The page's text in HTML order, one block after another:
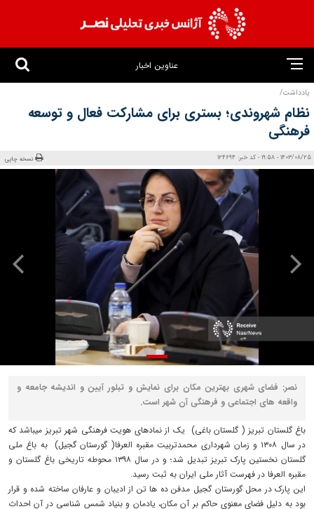
عناوین اخبار
یادداشت/
نظام شهروندی؛ بستری برای مشارکت فعال و توسعه
فرهنگی
1403/08/25 - 19:58 - کد خبر: 124694 نسخه چاپی
نصر: فضای شهری بهترین مکان برای نمایش و تبلور آیین و اندیشه جامعه و
واقعه های اجتماعی و فرهنگی آن شهر است.
باغ گلستان تبریز ( گلستان باغی) یک از نمادهای هویت فرهنگی شهر تبریز میباشد که
در سال ۱۳۰۸ و زمان شهرداری محمدتربیت مقبره العرفا( گورستان گجیل) به باغ ملی
گلستان نخستین پارک تبریز تبدیل شد؛ و در سال ۱۳۹۸ محوطه تاریخی باغ گلستان و
مقبره العرفا در فهرست آثار ملی ایران به ثبت رسید.
این پارک در محل گورستان گجیل مدفن ده ها تن از ادیبان و عارفان ساخته شده و قرار
بود به دلیل فضای معنوی حاکم بر آن مکان، یادمان و بنیاد شمس شناسی در آن احداث